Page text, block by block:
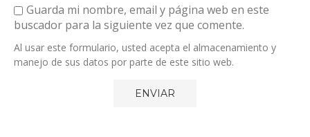
Guarda mi nombre, email y página web en este
buscador para la siguiente vez que comente.
Al usar este formulario, usted acepta el almacenamiento y
manejo de sus datos por parte de este sitio web.